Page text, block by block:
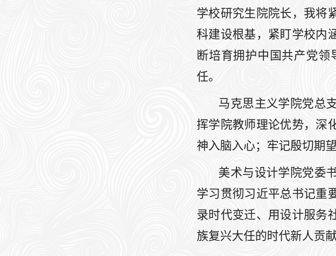
学校研究生院院长，我将
科建设根基，紧盯学校内
断培育拥护中国共产党
任。
马克思主义学院党总
挥学院教师理论优势，深
神入脑入心；牢记殷切期
美术与设计学院党委
学习贯彻习近平总书记重
录时代变迁、用设计服务
族复兴大任的时代新人贡献